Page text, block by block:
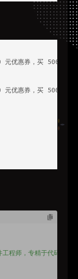
优惠券，买 500 元的
优惠券，买 500 元的
程师，专精于代码审查